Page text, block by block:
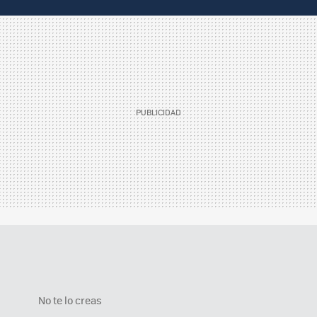
No te lo creas